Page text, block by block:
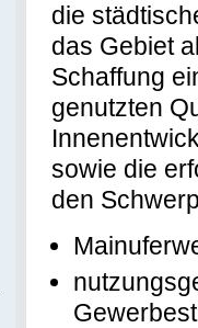
die
das Gebiet
Schaffung
genutzten
sowie die
den